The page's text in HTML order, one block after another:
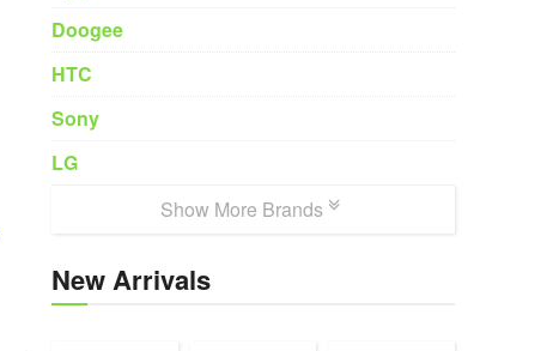
Doogee
HTC
Sony
LG
Show More Brands
New Arrivals